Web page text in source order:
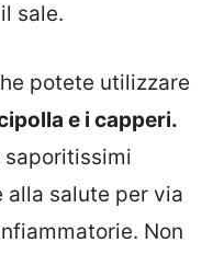
sale.
potete utilizzare
e i capperi.
saporitissimi
alla salute per via
Non